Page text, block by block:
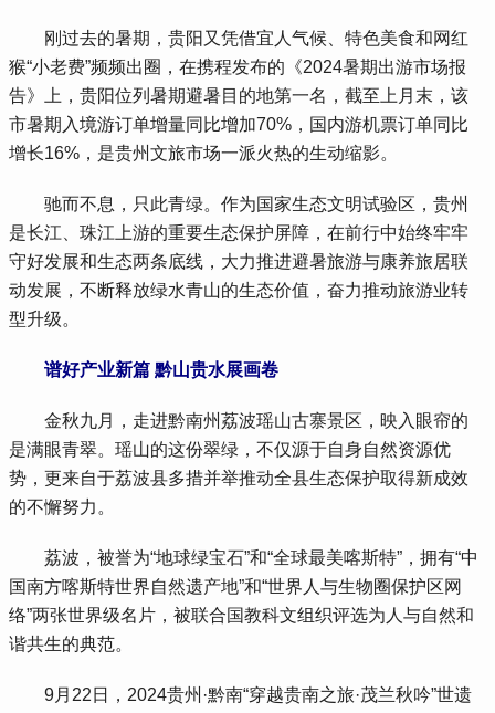
刚过去的暑期，贵阳又凭借宜人气候、特色美食和网红
猴“小老费”频频出圈，在携程发布的《2024暑期出游市场报
告》上，贵阳位列暑期避暑目的地第一名，截至上月末，该
市暑期入境游订单增量同比增加70%，国内游机票订单同比
增长16%，是贵州文旅市场一派火热的生动缩影。
驰而不息，只此青绿。作为国家生态文明试验区，贵州
是长江、珠江上游的重要生态保护屏障，在前行中始终牢牢
守好发展和生态两条底线，大力推进避暑旅游与康养旅居联
动发展，不断释放绿水青山的生态价值，奋力推动旅游业转
型升级。
谱好产业新篇 黔山贵水展画卷
金秋九月，走进黔南州荔波瑶山古寨景区，映入眼帘的
是满眼青翠。瑶山的这份翠绿，不仅源于自身自然资源优
势，更来自于荔波县多措并举推动全县生态保护取得新成效
的不懈努力。
荔波，被誉为“地球绿宝石”和“全球最美喀斯特”，拥有“中
国南方喀斯特世界自然遗产地”和“世界人与生物圈保护区网
络”两张世界级名片，被联合国教科文组织评选为人与自然和
谐共生的典范。
9月22日，2024贵州·黔南“穿越贵南之旅·茂兰秋吟”世遗